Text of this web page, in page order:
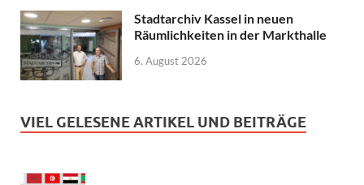
Stadtarchiv Kassel in neuen
Räumlichkeiten in der Markthalle
6. August 2026
VIEL GELESENE ARTIKEL UND BEITRÄGE